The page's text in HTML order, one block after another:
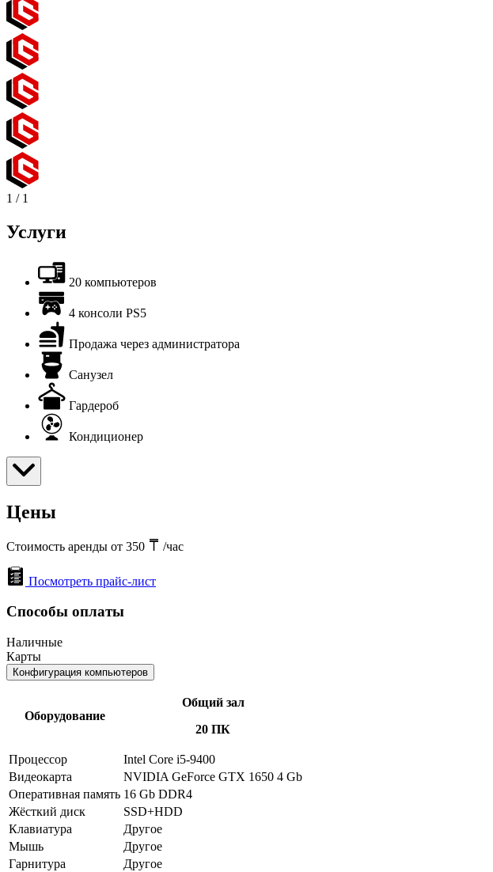
1 / 1
Услуги
20 компьютеров
4 консоли PS5
Продажа через администратора
Санузел
Гардероб
Кондиционер
Цены
Стоимость аренды от 350 /час
Посмотреть прайс-лист
Способы оплаты
Наличные
Карты
Конфигурация компьютеров
Оборудование
Общий зал
20 ПК
Процессор
Intel Core i5-9400
Видеокарта
NVIDIA GeForce GTX 1650 4 Gb
Оперативная память 16 Gb DDR4
Жёсткий диск
SSD+HDD
Клавиатура
Другое
Мышь
Другое
Гарнитура
Другое